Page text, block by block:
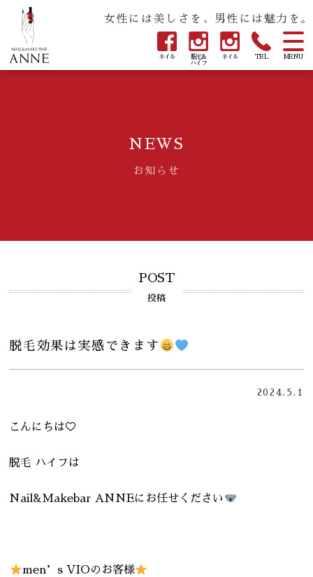
MENU
TEL
脱毛&
ハイフ
ネイル
ネイル
女性には美しさを、男性には魅力を。
NEWS
お知らせ
POST
投稿
脱毛効果は実感できます
2024.5.1
こんにちは♡
脱毛 ハイフは
Nail&Makebar ANNEにお任せください
men’s VIOのお客様